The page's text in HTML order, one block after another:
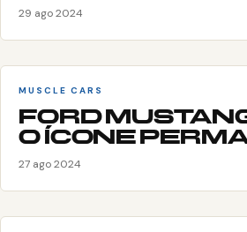
29 ago 2024
MUSCLE CARS
FORD
O ÍCONE
27 ago 2024